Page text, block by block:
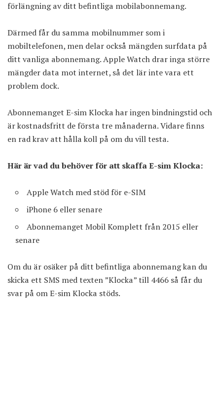
förlängning av ditt befintliga mobilabonnemang.
Därmed får du samma mobilnummer som i
mobiltelefonen, men delar också mängden surfdata på
ditt vanliga abonnemang. Apple Watch drar inga större
mängder data mot internet, så det lär inte vara ett
problem dock.
Abonnemanget E-sim Klocka har ingen bindningstid och
är kostnadsfritt de första tre månaderna. Vidare finns
en rad krav att hålla koll på om du vill testa.
Här är vad du behöver för att skaffa E-sim Klocka:
Apple Watch med stöd för e-SIM
iPhone 6 eller senare
Abonnemanget Mobil Komplett från 2015 eller
senare
Om du är osäker på ditt befintliga abonnemang kan du
skicka ett SMS med texten ”Klocka” till 4466 så får du
svar på om E-sim Klocka stöds.